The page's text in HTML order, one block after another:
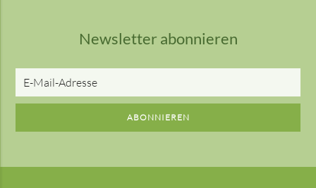
Newsletter abonnieren
Adresse
ABONNIEREN